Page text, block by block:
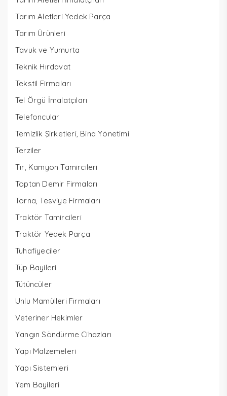
Tarım Aletleri Yedek Parça
Tarım Ürünleri
Tavuk ve Yumurta
Teknik Hırdavat
Tekstil Firmaları
Tel Örgü İmalatçıları
Telefoncular
Temizlik Şirketleri, Bina Yönetimi
Terziler
Tır, Kamyon Tamircileri
Toptan Demir Firmaları
Torna, Tesviye Firmaları
Traktör Tamircileri
Traktör Yedek Parça
Tuhafiyeciler
Tüp Bayileri
Tütüncüler
Unlu Mamülleri Firmaları
Veteriner Hekimler
Yangın Söndürme Cihazları
Yapı Malzemeleri
Yapı Sistemleri
Yem Bayileri